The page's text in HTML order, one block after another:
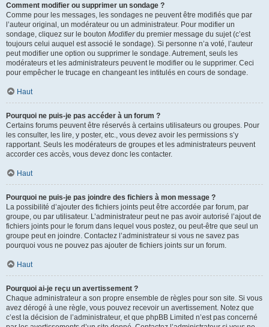
Comment modifier ou supprimer un sondage ?
Comme pour les messages, les sondages ne peuvent être modifiés que par
l’auteur original, un modérateur ou un administrateur. Pour modifier un
sondage, cliquez sur le bouton Modifierdu premier message du sujet (c’est
toujours celui auquel est associé le sondage). Si personne n’a voté, l’auteur
peut modifier une option ou supprimer le sondage. Autrement, seuls les
modérateurs et les administrateurs peuvent le modifier ou le supprimer. Ceci
pour empêcher le trucage en changeant les intitulés en cours de sondage.
Haut
Pourquoi ne puis-je pas accéder à un forum ?
Certains forums peuvent être réservés à certains utilisateurs ou groupes. Pour
les consulter, les lire, y poster, etc., vous devez avoir les permissions s’y
rapportant. Seuls les modérateurs de groupes et les administrateurs peuvent
accorder ces accès, vous devez donc les contacter.
Haut
Pourquoi ne puis-je pas joindre des fichiers à mon message ?
La possibilité d’ajouter des fichiers joints peut être accordée par forum, par
groupe, ou par utilisateur. L’administrateur peut ne pas avoir autorisé l’ajout de
fichiers joints pour le forum dans lequel vous postez, ou peut-être que seul un
groupe peut en joindre. Contactez l’administrateur si vous ne savez pas
pourquoi vous ne pouvez pas ajouter de fichiers joints sur un forum.
Haut
Pourquoi ai-je reçu un avertissement ?
Chaque administrateur a son propre ensemble de règles pour son site. Si vous
avez dérogé à une règle, vous pouvez recevoir un avertissement. Notez que
c’est la décision de l’administrateur, et que phpBB Limited n’est pas concerné